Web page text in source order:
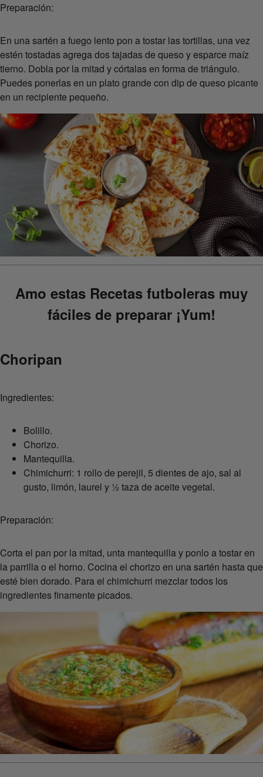
Preparación:
En una sartén a fuego lento pon a tostar las tortillas, una vez
estén tostadas agrega dos tajadas de queso y esparce maíz
tierno. Dobla por la mitad y córtalas en forma de triángulo.
Puedes ponerlas en un plato grande con dip de queso picante
en un recipiente pequeño.
Amo estas Recetas futboleras muy
fáciles de preparar ¡Yum!
Choripan
Ingredientes:
Bolillo.
Chorizo.
Mantequilla.
Chimichurri: 1 rollo de perejil, 5 dientes de ajo, sal al
gusto, limón, laurel y ½ taza de aceite vegetal.
Preparación:
Corta el pan por la mitad, unta mantequilla y ponlo a tostar en
la parrilla o el horno. Cocina el chorizo en una sartén hasta que
esté bien dorado. Para el chimichurri mezclar todos los
ingredientes finamente picados.